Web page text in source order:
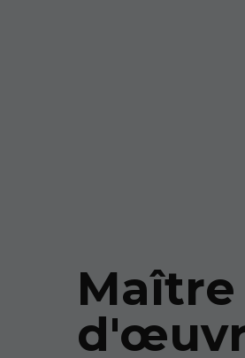
Maître